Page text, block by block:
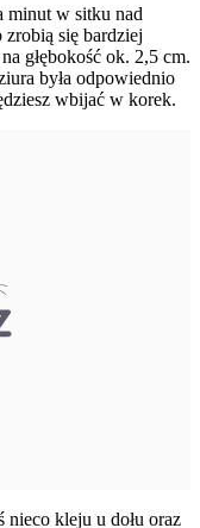
minut w sitku nad
zrobią się bardziej
głębokość ok. 2,5 cm.
była odpowiednio
wbijać w korek.
nieco kleju u dołu oraz